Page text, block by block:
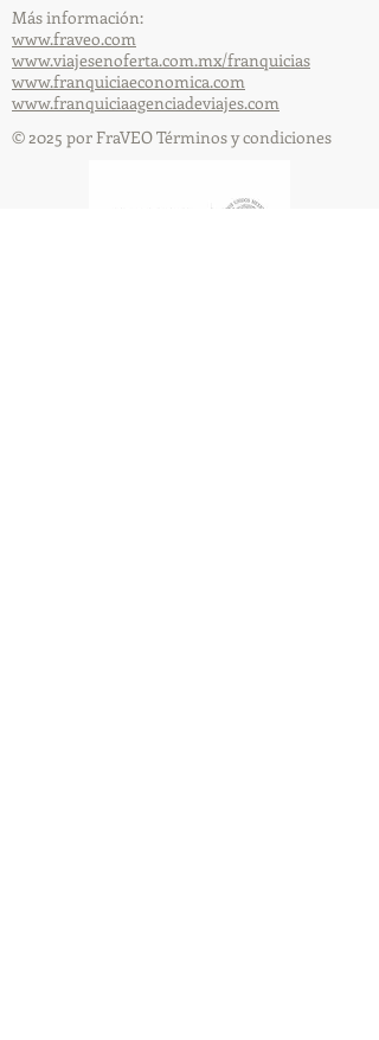
Más información:
www.fraveo.com
www.viajesenoferta.com.mx/franquicias
www.franquiciaeconomica.com
www.franquiciaagenciadeviajes.com
© 2025 por FraVEO Términos y condiciones